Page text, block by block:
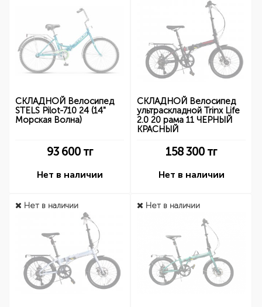
СКЛАДНОЙ Велосипед
STELS Pilot-710 24 (14"
Морская Волна)
93 600тг
Нет в наличии
СКЛАДНОЙ Велосипед
ультраскладной Trinx Life
2.0 20 рама 11 ЧЕРНЫЙ
КРАСНЫЙ
158 300 тг
Нет в наличии
Нет в наличии Нет в наличии